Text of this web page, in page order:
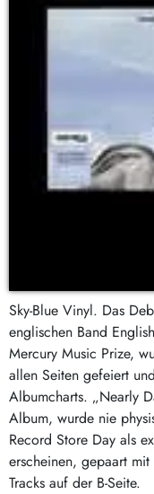
Sky-Blue Vinyl. Das
englischen Band
Mercury Music Prize,
allen Seiten gefeiert
Albumcharts. „Nearly
Album, wurde nie
Record Store Day als
erscheinen, gepaart
Tracks auf der B-Seite.